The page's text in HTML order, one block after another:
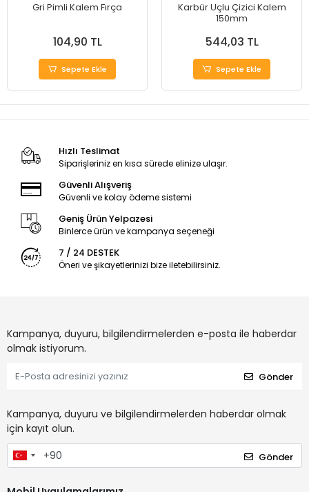
Gri Pimli Kalem Fırça
104,90 TL
Sepete Ekle
Karbür Uçlu Çizici Kalem
150mm
544,03 TL
Sepete Ekle
Hızlı Teslimat
Siparişleriniz en kısa sürede elinize ulaşır.
Güvenli Alışveriş
Güvenli ve kolay ödeme sistemi
Geniş Ürün Yelpazesi
Binlerce ürün ve kampanya seçeneği
7 / 24 DESTEK
Öneri ve şikayetlerinizi bize iletebilirsiniz.
Kampanya, duyuru, bilgilendirmelerden e-posta ile haberdar
olmak istiyorum.
Gönder
Kampanya, duyuru ve bilgilendirmelerden haberdar olmak
için kayıt olun.
Gönder